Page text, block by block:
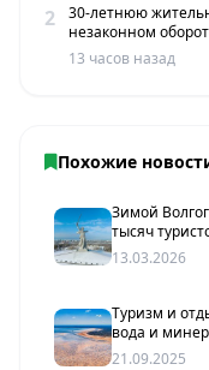
2
30-летнюю
незаконном
13 часов назад
Похожие
Зимой
тысяч
13.03.2026
Туризм и
вода и
21.09.2025